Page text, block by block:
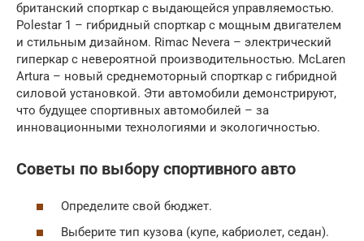
британский спорткар с выдающейся управляемостью.
Polestar 1 – гибридный спорткар с мощным двигателем
и стильным дизайном. Rimac Nevera – электрический
гиперкар с невероятной производительностью. McLaren
Artura – новый среднемоторный спорткар с гибридной
силовой установкой. Эти автомобили демонстрируют,
что будущее спортивных автомобилей – за
инновационными технологиями и экологичностью.
Советы по выбору спортивного авто
Определите свой бюджет.
Выберите тип кузова (купе, кабриолет, седан).